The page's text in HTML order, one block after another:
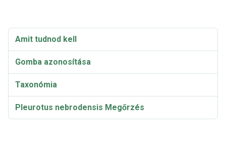
Amit tudnod kell
Gomba azonosítása
Taxonómia
Pleurotus nebrodensis Megőrzés